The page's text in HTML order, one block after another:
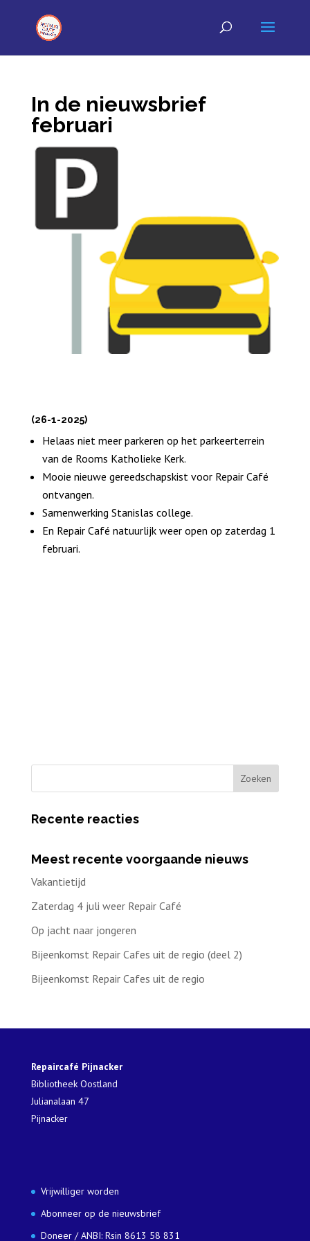
In de nieuwsbrief
februari
(26-1-2025)
Helaas niet meer parkeren op het parkeerterrein
van de Rooms Katholieke Kerk.
Mooie nieuwe gereedschapskist voor Repair Café
ontvangen.
Samenwerking Stanislas college.
En Repair Café natuurlijk weer open op zaterdag 1
februari.
Recente reacties
Meest recente voorgaande nieuws
Vakantietijd
Zaterdag 4 juli weer Repair Café
Op jacht naar jongeren
Bijeenkomst Repair Cafes uit de regio (deel 2)
Bijeenkomst Repair Cafes uit de regio
Repaircafé Pijnacker
Bibliotheek Oostland
Julianalaan 47
Pijnacker
Vrijwilliger worden
Abonneer op de nieuwsbrief
Doneer / ANBI: Rsin 8613 58 831